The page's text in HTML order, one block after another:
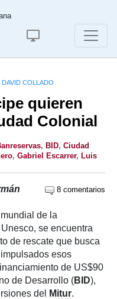
COLLADO
quieren
Colonial
, BID, Ciudad
, Gabriel Escarrer, Luis
8 comentarios
de la
se encuentra
de rescate que busca
esos
de US$90
de Desarrollo (BID),
del
Mitur.